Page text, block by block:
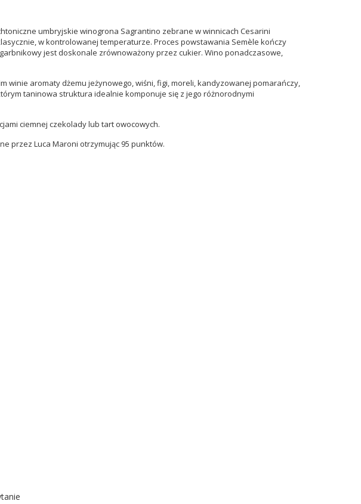
umbryjskie winogrona Sagrantino zebrane w winnicach Cesarini
w kontrolowanej temperaturze. Proces powstawania Semèle kończy
jest doskonale zrównoważony przez cukier. Wino ponadczasowe,
winie aromaty dżemu jeżynowego, wiśni, figi, moreli, kandyzowanej pomarańczy,
taninowa struktura idealnie komponuje się z jego różnorodnymi
ciemnej czekolady lub tart owocowych.
przez Luca Maroni otrzymując 95 punktów.